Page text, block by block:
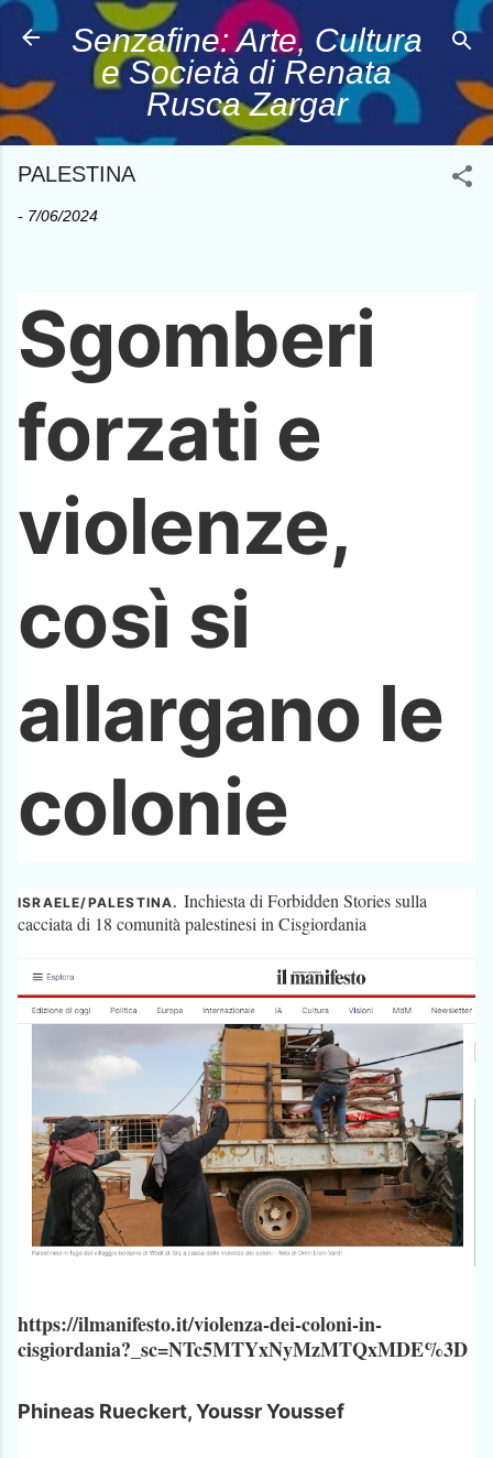
Passa ai contenuti principali
Senzafine: Arte, Cultura
e Società di Renata
Rusca Zargar
PALESTINA
- 7/06/2024
Sgomberi
forzati e
violenze,
così si
allargano le
colonie
ISRAELE/PALESTINA. Inchiesta di Forbidden Stories sulla
cacciata di 18 comunità palestinesi in Cisgiordania
https://ilmanifesto.it/violenza-dei-coloni-in-
cisgiordania?_sc=NTc5MTYxNyMzMTQxMDE%3D
Phineas Rueckert, Youssr Youssef